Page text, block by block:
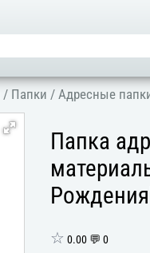
/ Папки /Адресные
Папка
☆ 0.00 💬 0